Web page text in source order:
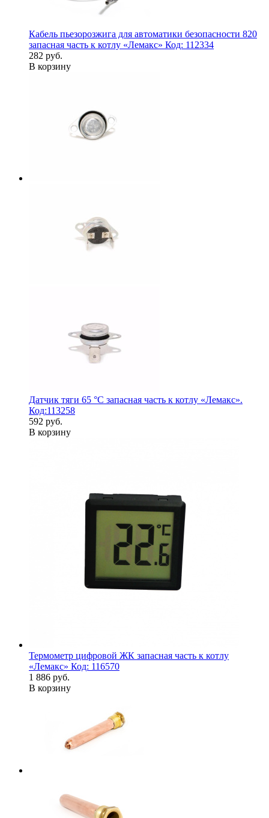
Кабель пьезорозжига для автоматики безопасности 820
запасная часть к котлу «Лемакс» Код: 112334
282 руб.
В корзину
Датчик тяги 65 °С запасная часть к котлу «Лемакс».
Код:113258
592 руб.
В корзину
Термометр цифровой ЖК запасная часть к котлу
«Лемакс» Код: 116570
1 886 руб.
В корзину